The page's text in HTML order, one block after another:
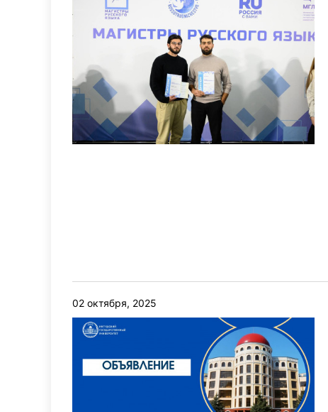
02 октября, 2025